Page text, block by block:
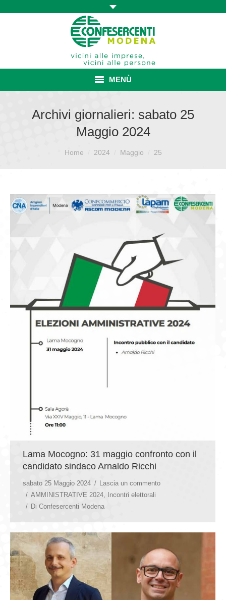
MENÙ
ASSOCIAZIONE
ISCRIZIONE E VANTAGGI
CATEGORIE SINDACALI
GIOVEDÌ GASTRONOMICI
COMUNICATI E NEWS
CONTATTI
Archivi giornalieri: sabato 25
Maggio 2024
Home 2024 Maggio 25
Lama Mocogno: 31 maggio confronto con il
candidato sindaco Arnaldo Ricchi
sabato 25 Maggio 2024
Lascia un commento
AMMINISTRATIVE 2024,
Incontri elettorali
Di Confesercenti Modena